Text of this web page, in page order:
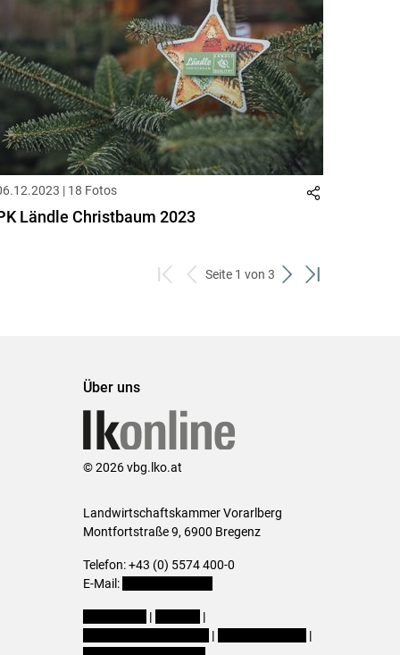
| 18 Fotos
Ländle Christbaum 2023
zum
zurück
Seite 1 von 3
weiterzum
Über uns
© 2026 vbg.lko.at
Landwirtschaftskammer Vorarlberg
Montfortstraße 9, 6900 Bregenz
Telefon: +43 (0) 5574 400-0
E-Mail:
|
|
|
|